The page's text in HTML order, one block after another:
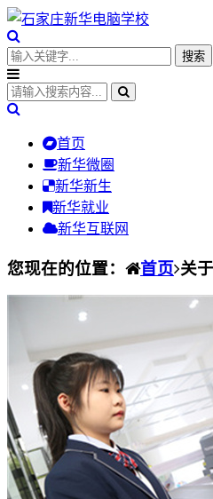
首页
新华微圈
新华新生
新华就业
新华互联网
您现在的位置： 首页 关于